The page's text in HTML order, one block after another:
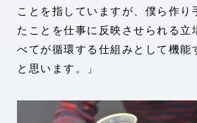
ことを指していますが、僕ら作り
たことを仕事に反映させられる立
べてが循環する仕組みとして機能
と思います。」